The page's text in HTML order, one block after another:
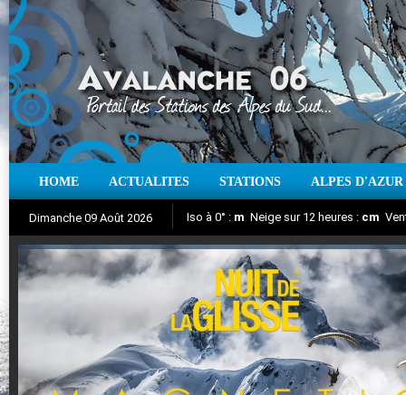
HOME ACTUALITES STATIONS ALPES D'AZUR
Dimanche 09 Août 2026 Iso à 0° : m Neige sur 12 heures : cm
Nuit de la Glisse 2018